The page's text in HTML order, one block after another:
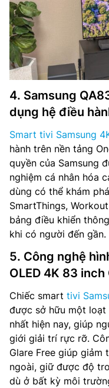
4. Samsung
dụng hệ điều
Smart tivi Samsung
hành trên nền tảng
quyền của Samsung
nghiệm cá nhân hóa
dùng có thể khám
SmartThings,
bảng điều khiển
khi có người đến gần.
5. Công nghệ
OLED 4K 83
Chiếc smart tivi
được sở hữu một loạt
nhất hiện nay, giúp
giới giải trí rực rỡ.
Glare Free giúp giảm
ngoài, giữ được độ
dù ở bất kỳ môi